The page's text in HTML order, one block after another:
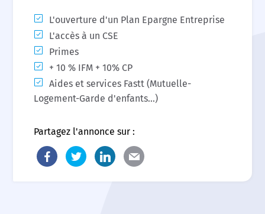
L'ouverture d'un Plan Epargne Entreprise
L'accès à un CSE
Primes
+ 10 % IFM + 10% CP
Aides et services Fastt (Mutuelle-
Logement-Garde d'enfants...)
Partagez l'annonce sur :